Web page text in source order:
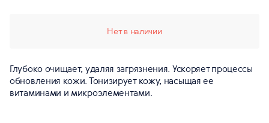
Глубоко очищает, удаляя загрязнения. Ускоряет процессы
обновления кожи. Тонизирует кожу, насыщая ее
витаминами и микроэлементами.
Нет в наличии